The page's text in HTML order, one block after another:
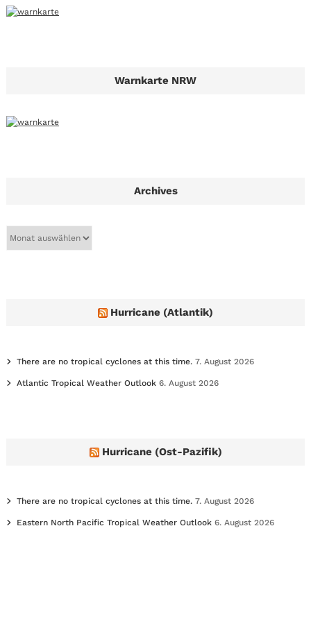
Warnkarte NRW
Archives
Hurricane (Atlantik)
There are no tropical cyclones at this time. 7. August 2026
Atlantic Tropical Weather Outlook 6. August 2026
Hurricane (Ost-Pazifik)
There are no tropical cyclones at this time. 7. August 2026
Eastern North Pacific Tropical Weather Outlook 6. August 2026